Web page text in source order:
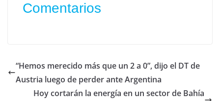
Comentarios
“Hemos merecido más que un 2 a 0”, dijo el DT de
Austria luego de perder ante Argentina
Hoy cortarán la energía en un sector de Bahía